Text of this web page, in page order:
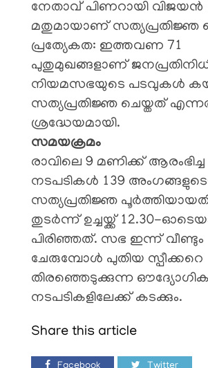
നേതാവ് പിണറായി വിജയൻ
മതുമായാണ് സത്യപ്രതിജ്ഞ
​പ്രത്യേകത: ഇത്തവണ 71
പുതുമുഖങ്ങളാണ്
നിയമസഭയുടെ പടവുകൾ
സത്യപ്രതിജ്ഞ ചെയ്തത്
ശ്രദ്ധേയമായി.
​സമയക്രമം
​രാവിലെ 9 മണിക്ക്
നടപടികൾ 139
സത്യപ്രതിജ്ഞ
തുടർന്ന് ഉച്ചയ്ക്ക് 12.30-
പിരിഞ്ഞത്. സഭ ഇന്ന് വീണ്ടും
ചേരുമ്പോൾ പുതിയ സ്പീക്കറെ
തിരഞ്ഞെടുക്കുന്ന ഔദ്യോഗിക
നടപടികളിലേക്ക് കടക്കും.
Share this article